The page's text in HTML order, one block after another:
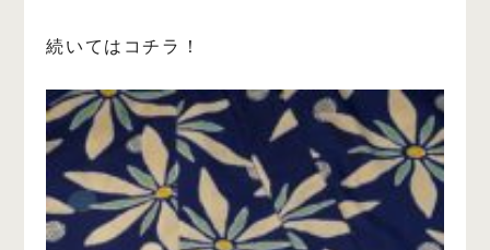
続いてはコチラ！